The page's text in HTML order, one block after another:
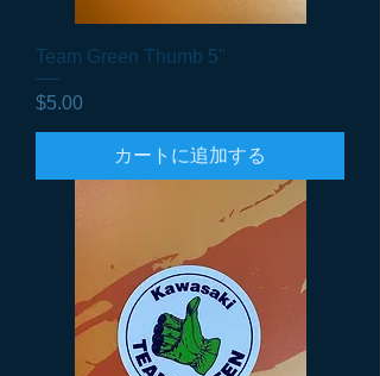
Team Green Thumb 5"
価格
$5.00
カートに追加する